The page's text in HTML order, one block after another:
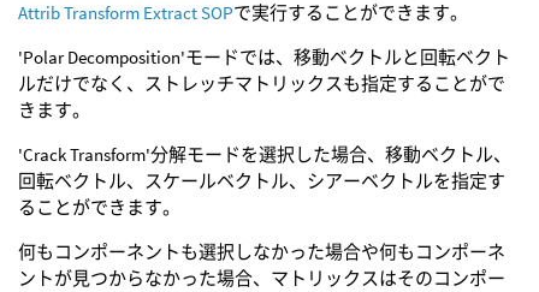
Attrib Transform Extract SOPで実行することができます。
'Polar Decomposition'モードでは、移動ベクトルと回転ベクト
ルだけでなく、ストレッチマトリックスも指定することがで
きます。
'Crack Transform'分解モードを選択した場合、移動ベクトル、
回転ベクトル、スケールベクトル、シアーベクトルを指定す
ることができます。
何もコンポーネントも選択しなかった場合や何もコンポーネ
ントが見つからなかった場合、マトリックスはそのコンポー